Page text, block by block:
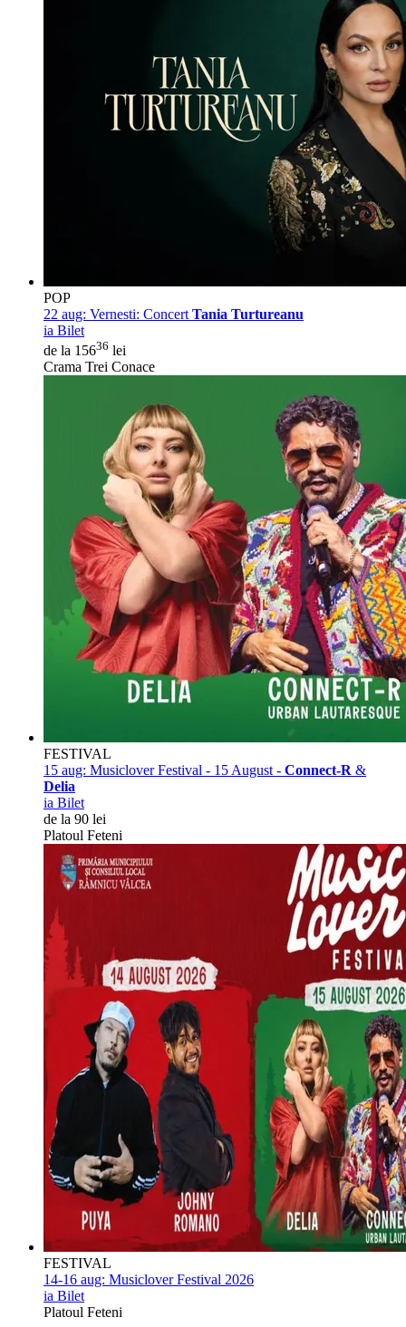
POP
22 aug: Vernesti: Concert Tania Turtureanu
ia Bilet
de la 15636 lei
Crama Trei Conace
FESTIVAL
15 aug: Musiclover Festival - 15 August - Connect-R &
Delia
ia Bilet
de la 90 lei
Platoul Feteni
FESTIVAL
14-16 aug: Musiclover Festival 2026
ia Bilet
Platoul Feteni